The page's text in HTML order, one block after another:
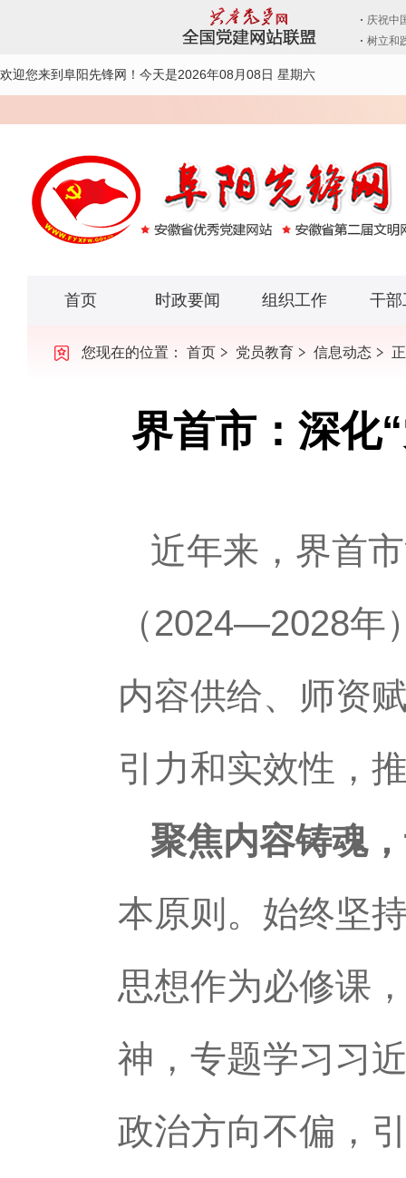
欢迎您来到阜阳先锋网！ 今天是2026年08月08日 星期六
首页 时政要闻 组织工作 干部
您现在的位置： 首页 党员教育 信息动态
界首市：深化
近年来，界首
（2024—2028年
内容供给、师资
引力和实效性，
聚焦内容铸魂
本原则。始终坚
思想作为必修课
神，专题学习习
政治方向不偏，